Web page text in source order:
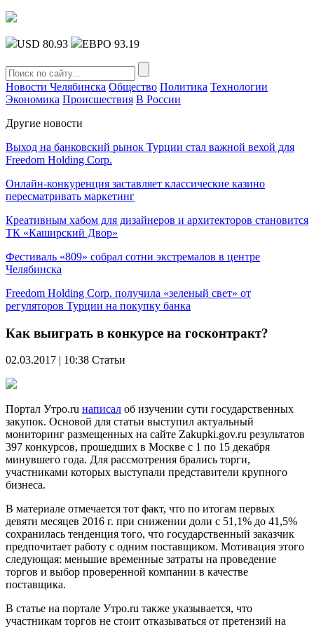
USD 80.93 ЕВРО 93.19
Новости Челябинска Общество Политика Технологии
Экономика Происшествия В России
Другие новости
Выход на банковский рынок Турции стал важной вехой для
Freedom Holding Corp.
Онлайн-конкуренция заставляет классические казино
пересматривать маркетинг
Креативным хабом для дизайнеров и архитекторов становится
ТК «Каширский Двор»
Фестиваль «809» собрал сотни экстремалов в центре
Челябинска
Freedom Holding Corp. получила «зеленый свет» от
регуляторов Турции на покупку банка
Как выиграть в конкурсе на госконтракт?
02.03.2017 | 10:38 Статьи
Портал Утро.ru написал об изучении сути государственных
закупок. Основой для статьи выступил актуальный
мониторинг размещенных на сайте Zakupki.gov.ru результатов
397 конкурсов, прошедших в Москве с 1 по 15 декабря
минувшего года. Для рассмотрения брались торги,
участниками которых выступали представители крупного
бизнеса.
В материале отмечается тот факт, что по итогам первых
девяти месяцев 2016 г. при снижении доли с 51,1% до 41,5%
сохранилась тенденция того, что государственный заказчик
предпочитает работу с одним поставщиком. Мотивация этого
следующая: меньшие временные затраты на проведение
торгов и выбор проверенной компании в качестве
поставщика.
В статье на портале Утро.ru также указывается, что
участникам торгов не стоит отказываться от претензий на